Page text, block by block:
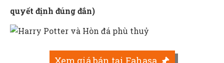
quyết định đúng đắn)
Xem giá bán tại Fahasa